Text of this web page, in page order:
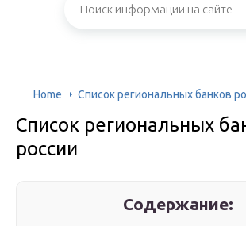
Home Список региональных банков
Список региональных
россии
Содержание: